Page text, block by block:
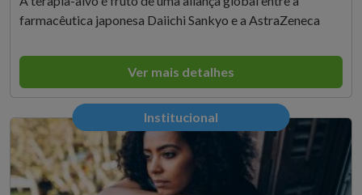
farmacêutica japonesa Daiichi Sankyo e a AstraZeneca
Ver mais detalhes
Institucional